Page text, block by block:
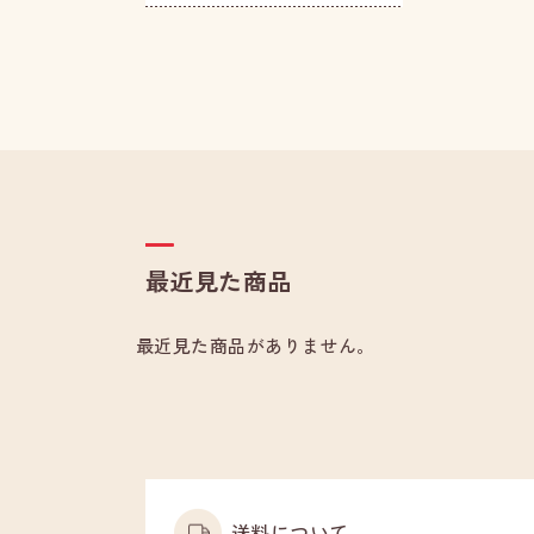
最近見た商品
最近見た商品がありません。